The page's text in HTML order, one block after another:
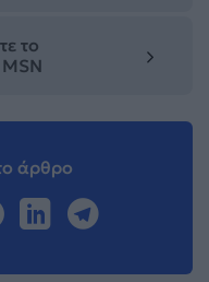
το
άρθρο